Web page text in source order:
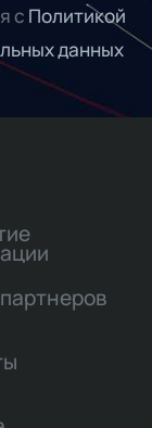
с Политикой
данных